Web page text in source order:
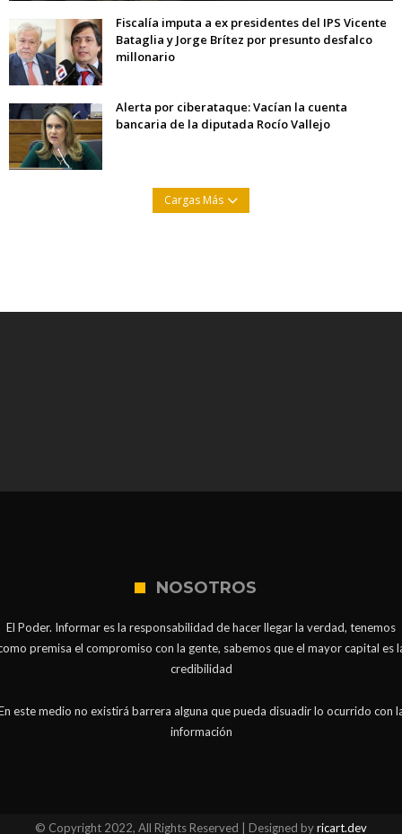
Fiscalía imputa a ex presidentes del IPS Vicente
Bataglia y Jorge Brítez por presunto desfalco
millonario
Alerta por ciberataque: Vacían la cuenta
bancaria de la diputada Rocío Vallejo
Cargas Más
NOSOTROS
El Poder. Informar es la responsabilidad de hacer llegar la verdad, tenemos
premisa el compromiso con la gente, sabemos que el mayor capital es
credibilidad
este medio no existirá barrera alguna que pueda disuadir lo ocurrido con
información
© Copyright 2022, All Rights Reserved | Designed byricart.dev